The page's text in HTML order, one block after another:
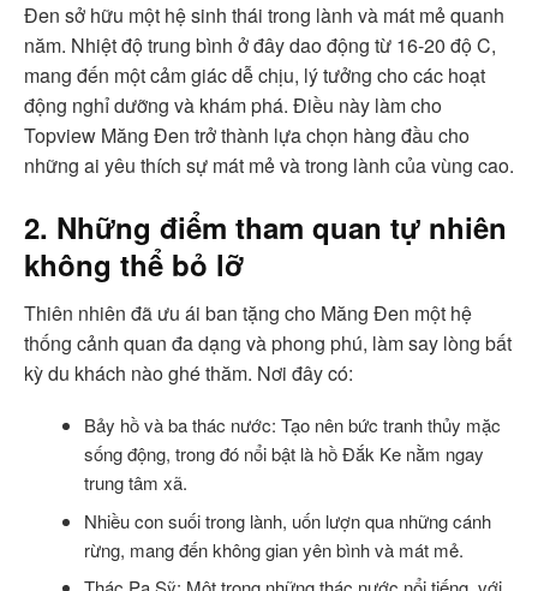
Đen sở hữu một hệ sinh thái trong lành và mát mẻ quanh
năm. Nhiệt độ trung bình ở đây dao động từ 16-20 độ C,
mang đến một cảm giác dễ chịu, lý tưởng cho các hoạt
động nghỉ dưỡng và khám phá. Điều này làm cho
Topview Măng Đen trở thành lựa chọn hàng đầu cho
những ai yêu thích sự mát mẻ và trong lành của vùng cao.
2. Những điểm tham quan tự nhiên
không thể bỏ lỡ
Thiên nhiên đã ưu ái ban tặng cho Măng Đen một hệ
thống cảnh quan đa dạng và phong phú, làm say lòng bất
kỳ du khách nào ghé thăm. Nơi đây có:
Bảy hồ và ba thác nước: Tạo nên bức tranh thủy mặc
sống động, trong đó nổi bật là hồ Đắk Ke nằm ngay
trung tâm xã.
Nhiều con suối trong lành, uốn lượn qua những cánh
rừng, mang đến không gian yên bình và mát mẻ.